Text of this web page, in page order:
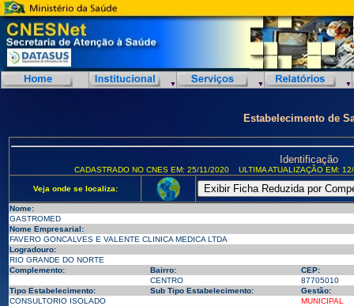
Estabelecimento de
Identificação
CADASTRADO NO CNES EM: 25/11/2020 ULTIMA ATUALIZAÇÃO EM:
Veja onde se localiza:
Nome:
GASTROMED
Nome Empresarial:
FAVERO GONCALVES E VALENTE CLINICA MEDICA LTDA
Logradouro:
RIO GRANDE DO NORTE
Complemento:
Bairro:
CEP:
CENTRO
87705010
Tipo Estabelecimento:
Sub Tipo Estabelecimento:
Gestão:
CONSULTORIO ISOLADO
MUNICIPAL